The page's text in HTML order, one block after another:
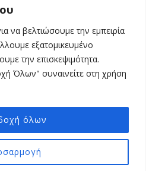
να βελτιώσουμε την εμπειρία
εξατομικευμένο
την επισκεψιμότητα.
Όλων" συναινείτε στη χρήση
όλων
ΤΗΝ ΠΡΟΜΗΘΕΙΑ ΠΑΝΙΩΝ ΚΑΙ
Γ.ΝΟΣΟΚΟΜΕΙΟ-Κ.Υ. ΦΙΛΙΑΤΩΝ
ΧΕΙΡΟΥΡΓΕΙΩΝ ΑΠΟ 27-7 ΕΩΣ 31-7-
All Rights Reserved.